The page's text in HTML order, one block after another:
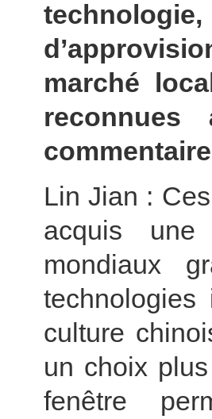
marché
Lin Jian :
acquis une
mondiaux
culture
un choix
fenêtre